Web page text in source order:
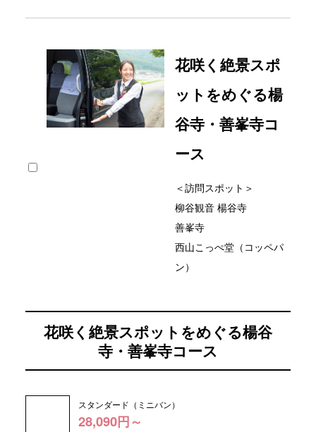
花咲く絶景スポ
ットをめぐる楊
谷寺・善峯寺コ
ース
＜訪問スポット＞
柳谷観音 楊谷寺
善峯寺
西山こっぺ堂（コッペパ
ン）
花咲く絶景スポットをめぐる楊谷
寺・善峯寺コース
スタンダード（ミニバン）
28,090円～